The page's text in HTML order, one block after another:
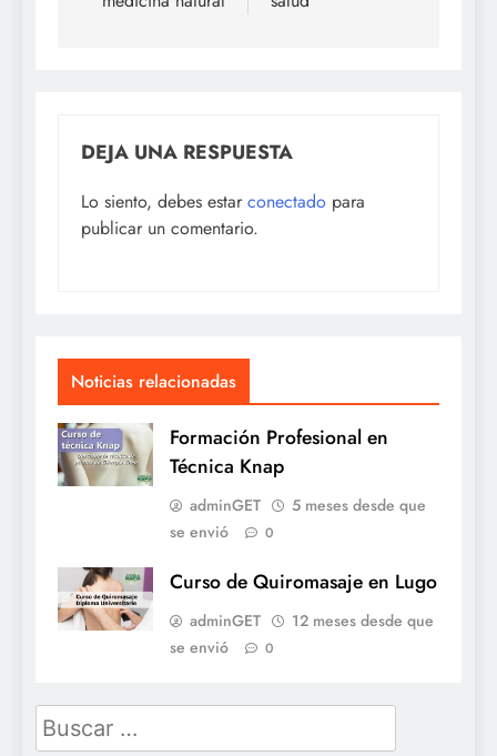
DEJA UNA RESPUESTA
Lo siento, debes estar conectado para
publicar un comentario.
Noticias relacionadas
Formación Profesional en
Técnica Knap
adminGET
5 meses desde que
se envió
0
Curso de Quiromasaje en Lugo
adminGET
12 meses desde que
se envió
0
Buscar: